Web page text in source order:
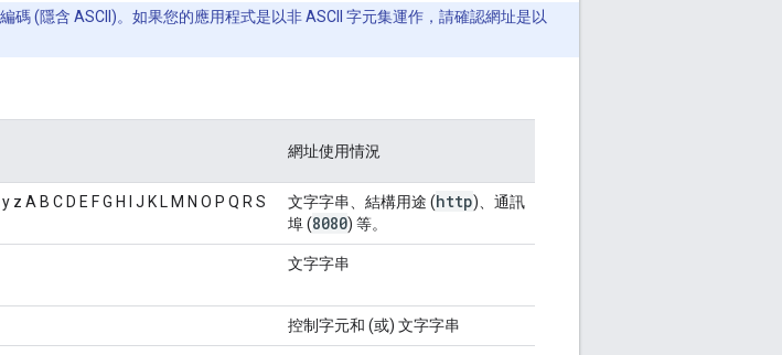
碼 (隱含 ASCII)。如果您的應用程式是以非 ASCII 字元集運作，請確認網址是以
網址使用情況
A B C D E F G H I J K L M N O P Q R S
文字字串、結構用途 (http)、通訊
埠 (8080) 等。
文字字串
控制字元和 (或) 文字字串